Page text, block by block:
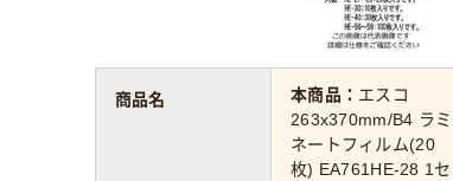
本商品： エスコ
263x370mm/B4 ラミ
ネートフィルム(20
枚) EA761HE-28 1セ
商品名